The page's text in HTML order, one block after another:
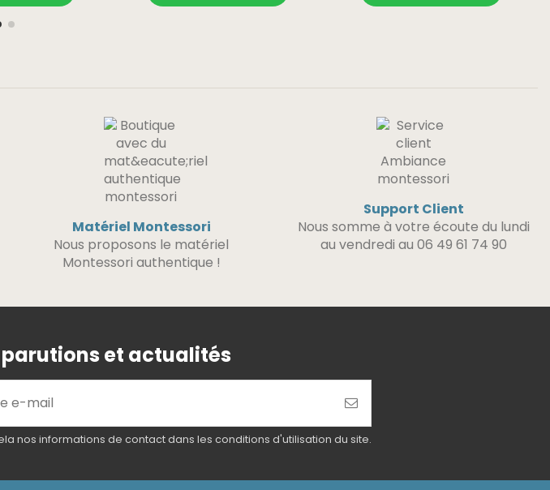
Matériel Montessori
Nous proposons le matériel
Montessori authentique !
Support Client
Nous somme à votre écoute du lundi
au vendredi au 06 49 61 74 90
parutions et actualités
nos informations de contact dans les conditions d'utilisation du site.